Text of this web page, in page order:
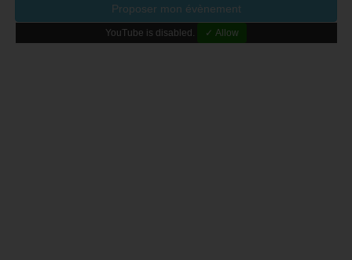
Proposer mon évènement
YouTube is disabled. ✓ Allow